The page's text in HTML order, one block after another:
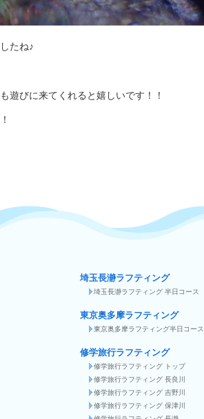
たね♪
遊びに来てくれると嬉しいです！！
埼玉長瀞ラフティング
埼玉長瀞ラフティング 半日コース
東京奥多摩ラフティング
東京奥多摩ラフティング半日コース
修学旅行ラフティング
修学旅行ラフティング トップ
修学旅行ラフティング 長良川
修学旅行ラフティング 吉野川
修学旅行ラフティング 保津川